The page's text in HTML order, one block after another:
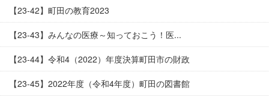
【23-42】町田の教育2023
【23-43】みんなの医療～知っておこう！医...
【23-44】令和4（2022）年度決算町田市の財政
【23-45】2022年度（令和4年度）町田の図書館